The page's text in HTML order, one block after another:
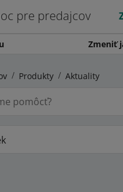
pre predajcov
Zmeniť
Produkty Aktuality